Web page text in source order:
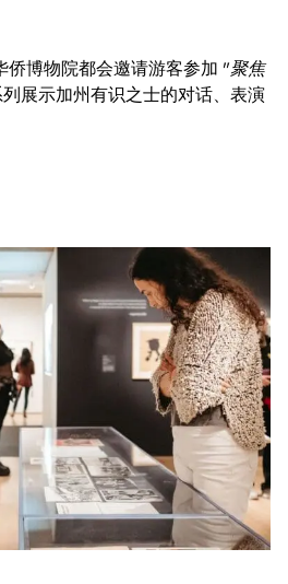
侨博物院都会邀请游客参加 "聚焦
展示加州有识之士的对话、表演